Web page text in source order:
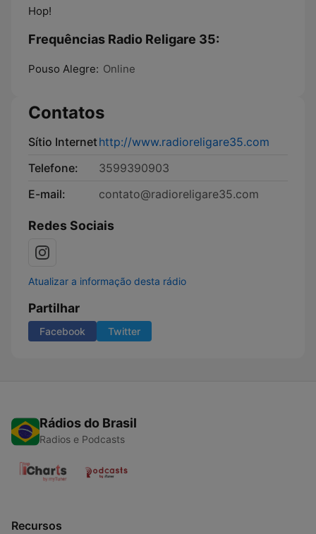
Hop!
Frequências Radio Religare 35:
Pouso Alegre: Online
Contatos
Sítio Internethttp://www.radioreligare35.com
Telefone:
3599390903
E-mail:
contato@radioreligare35.com
Redes Sociais
Atualizar a informação desta rádio
Partilhar
Facebook Twitter
Rádios do Brasil
Radios e Podcasts
Recursos